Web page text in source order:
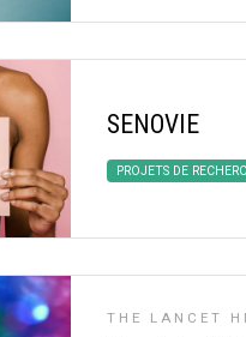
SENOVIE
PROJETS DE
THE LANCET